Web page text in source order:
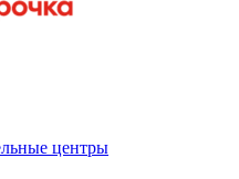
центры